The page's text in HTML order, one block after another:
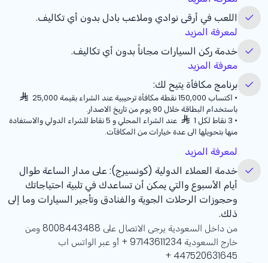
اللعب في أرقى نوادي وملاعب بادل بدون أي تكاليف.
لمعرفة المزيد
خدمة ركن السيارات مجاناً بدون أي تكاليف.
معرفة المزيد
برنامج مكافأة يتيح لك:
• اكتساب 150,000 نقطة مكافأة ترحيبية عند الشراء بقيمة 25,000
باستخدام البطاقة خلال 90 يوم من تاريخ الاصدار.
• 3 نقاط لكل 1
عند الشراء المحلي و 5 نقاط للشراء الدولي والاستفادة
منها بتحويلها الى عدة خيارات من المكافآت.
لمعرفة المزيد
خدمة العملاء الدولية (كونسيرج): على مدار الساعة طوال
أيام الأسبوع والتي يمكن أن تساعدك في تلبية احتياجاتك
وحجوزات الرحلات الجوية والفنادق وتأجير السيارات وما إلى
ذلك.
من داخل السعودية يرجى الاتصال على 8008443488 ومن
خارج السعودية + 97143611234 أو عبر الواتس اب
+ 447520631645